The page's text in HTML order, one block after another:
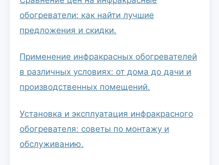
обогреватели: как найти лучшие
предложения и скидки.
Применение инфракрасных обогревателей
в различных условиях: от дома до дачи и
производственных помещений.
Установка и эксплуатация инфракрасного
обогревателя: советы по монтажу и
обслуживанию.